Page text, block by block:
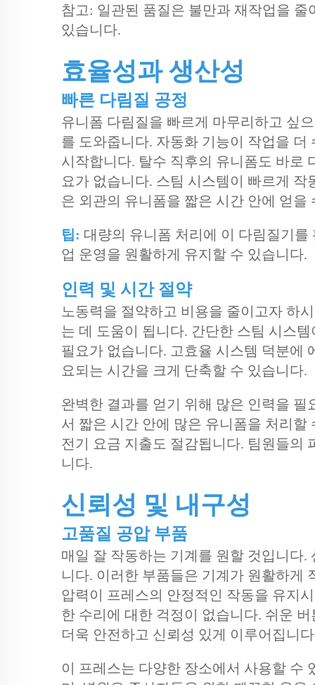
참고: 일관된 품질은 불만과 재작업을
있습니다.
효율성과 생산성
빠른 다림질 공정
유니폼 다림질을 빠르게 마무리하고 싶
를 도와줍니다. 자동화 기능이 작업을
시작합니다. 탈수 직후의 유니폼도 바로
요가 없습니다. 스팀 시스템이 빠르게
은 외관의 유니폼을 짧은 시간 안에 얻을
팁: 대량의 유니폼 처리에 이 다림질기
업 운영을 원활하게 유지할 수 있습니다.
인력 및 시간 절약
노동력을 절약하고 비용을 줄이고자 하
는 데 도움이 됩니다. 간단한 스팀 시스
필요가 없습니다. 고효율 시스템 덕분에
요되는 시간을 크게 단축할 수 있습니다.
완벽한 결과를 얻기 위해 많은 인력을
서 짧은 시간 안에 많은 유니폼을 처리
전기 요금 지출도 절감됩니다. 팀원들의
니다.
신뢰성 및 내구성
고품질 공압 부품
매일 잘 작동하는 기계를 원할 것입니다
니다. 이러한 부품들은 기계가 원활하게
압력이 프레스의 안정적인 작동을 유지
한 수리에 대한 걱정이 없습니다. 쉬운
더욱 안전하고 신뢰성 있게 이루어집니
이 프레스는 다양한 장소에서 사용할 수